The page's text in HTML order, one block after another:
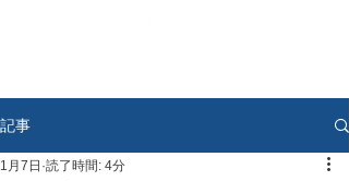
記事
1月7日 読了時間: 4分